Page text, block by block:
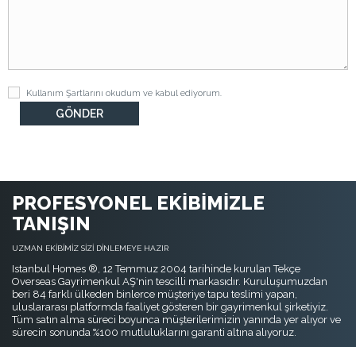
Kullanım Şartlarını okudum ve kabul ediyorum.
PROFESYONEL EKİBİMİZLE
TANIŞIN
UZMAN EKİBİMİZ SİZİ DİNLEMEYE HAZIR
Istanbul Homes ®, 12 Temmuz 2004 tarihinde kurulan Tekçe
Overseas Gayrimenkul AŞ'nin tescilli markasıdır. Kuruluşumuzdan
beri 84 farklı ülkeden binlerce müşteriye tapu teslimi yapan,
uluslararası platformda faaliyet gösteren bir gayrimenkul şirketiyiz.
Tüm satın alma süreci boyunca müşterilerimizin yanında yer alıyor ve
sürecin sonunda %100 mutluluklarını garanti altına alıyoruz.